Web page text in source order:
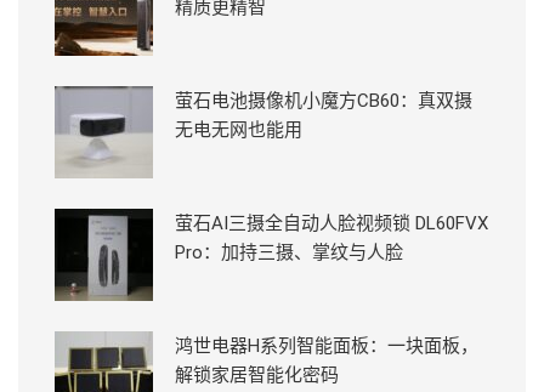
精质更精智
萤石电池摄像机小魔方CB60：真双摄
无电无网也能用
萤石AI三摄全自动人脸视频锁 DL60FVX
Pro：加持三摄、掌纹与人脸
鸿世电器H系列智能面板：一块面板，
解锁家居智能化密码